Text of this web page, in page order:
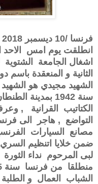
فرنسا /10 ديسمبر 2018 : المرصد ميديا
انطلقت يوم امس الاحد
اشغال الجامعة
الثانية و المنعقدة
الشهيد مجيدي هو
سنة 1942
الكتاتيب القرانية ,
مصانع السيارات
ضمن خلايا اتنظيم
لبى المرحوم نداء
الشباب العمال و